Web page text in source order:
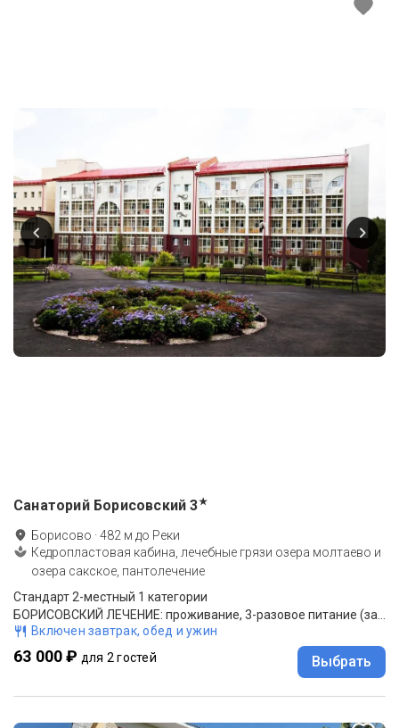
Санаторий Борисовский 3★
Борисово ·482 м до Реки
Кедропластовая кабина, лечебные грязи озера молтаево и
озера сакское, пантолечение
Стандарт 2-местный 1 категории
Включен завтрак, обед и ужин
63 000 ₽ для 2 гостей Выбрать